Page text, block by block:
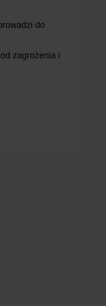
do
zagrożenia i